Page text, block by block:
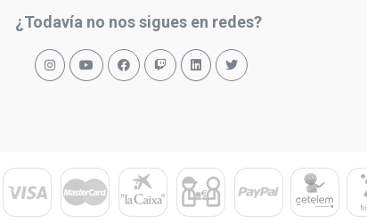
¿Todavía no nos sigues en redes?